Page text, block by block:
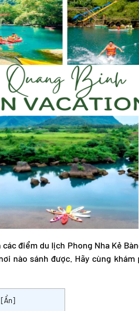
điểm du lịch Phong Nha Kẻ
nào sánh được. Hãy cùng
[Ẩn]